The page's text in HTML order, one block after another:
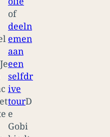
of
deeln
emen
aan
een
selfdr
ive
tourD
e
Gobi